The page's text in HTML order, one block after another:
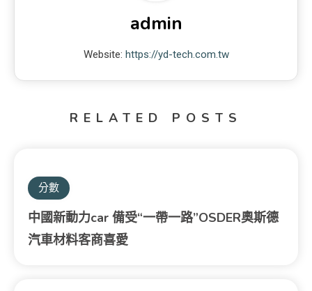
admin
Website: https://yd-tech.com.tw
RELATED POSTS
分數
中國新動力car 備受“一帶一路”OSDER奧斯德
汽車材料客商喜愛